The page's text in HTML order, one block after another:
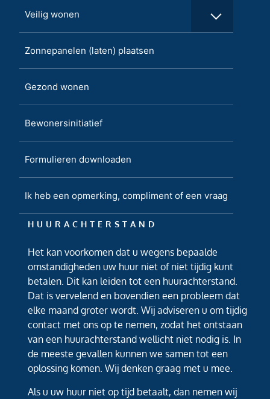
Veilig wonen
Zonnepanelen (laten) plaatsen
Gezond wonen
Bewonersinitiatief
Formulieren downloaden
Ik heb een opmerking, compliment of een vraag
HUURACHTERSTAND
Het kan voorkomen dat u wegens bepaalde
omstandigheden uw huur niet of niet tijdig kunt
betalen. Dit kan leiden tot een huurachterstand.
Dat is vervelend en bovendien een probleem dat
elke maand groter wordt. Wij adviseren u om tijdig
contact met ons op te nemen, zodat het ontstaan
van een huurachterstand wellicht niet nodig is. In
de meeste gevallen kunnen we samen tot een
oplossing komen. Wij denken graag met u mee.
Als u uw huur niet op tijd betaalt, dan nemen wij